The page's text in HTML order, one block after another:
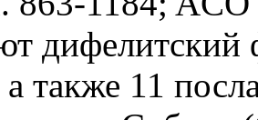
дифелитский
также 11